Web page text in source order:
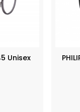
Unisex